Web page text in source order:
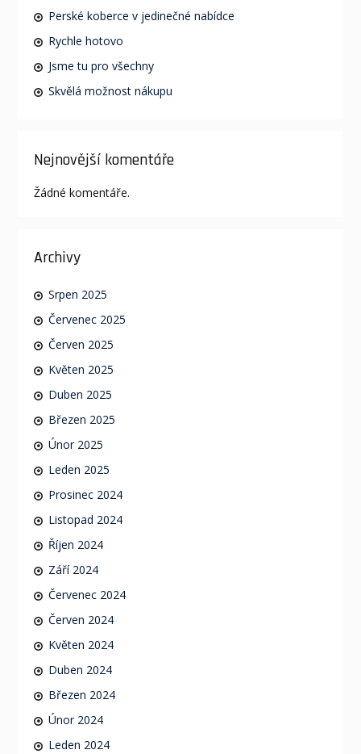
Perské koberce v jedinečné nabídce
Rychle hotovo
Jsme tu pro všechny
Skvělá možnost nákupu
Nejnovější komentáře
Žádné komentáře.
Archivy
Srpen 2025
Červenec 2025
Červen 2025
Květen 2025
Duben 2025
Březen 2025
Únor 2025
Leden 2025
Prosinec 2024
Listopad 2024
Říjen 2024
Září 2024
Červenec 2024
Červen 2024
Květen 2024
Duben 2024
Březen 2024
Únor 2024
Leden 2024